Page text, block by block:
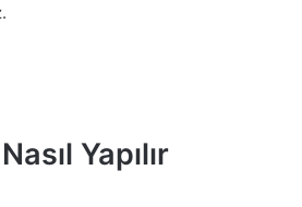
Yapılır